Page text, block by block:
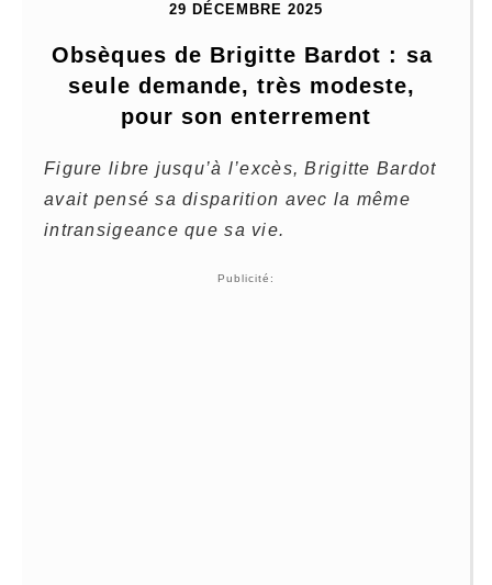
29 DÉCEMBRE 2025
Obsèques de Brigitte Bardot : sa
seule demande, très modeste,
pour son enterrement
Figure libre jusqu’à l’excès, Brigitte Bardot
avait pensé sa disparition avec la même
intransigeance que sa vie.
Publicité: